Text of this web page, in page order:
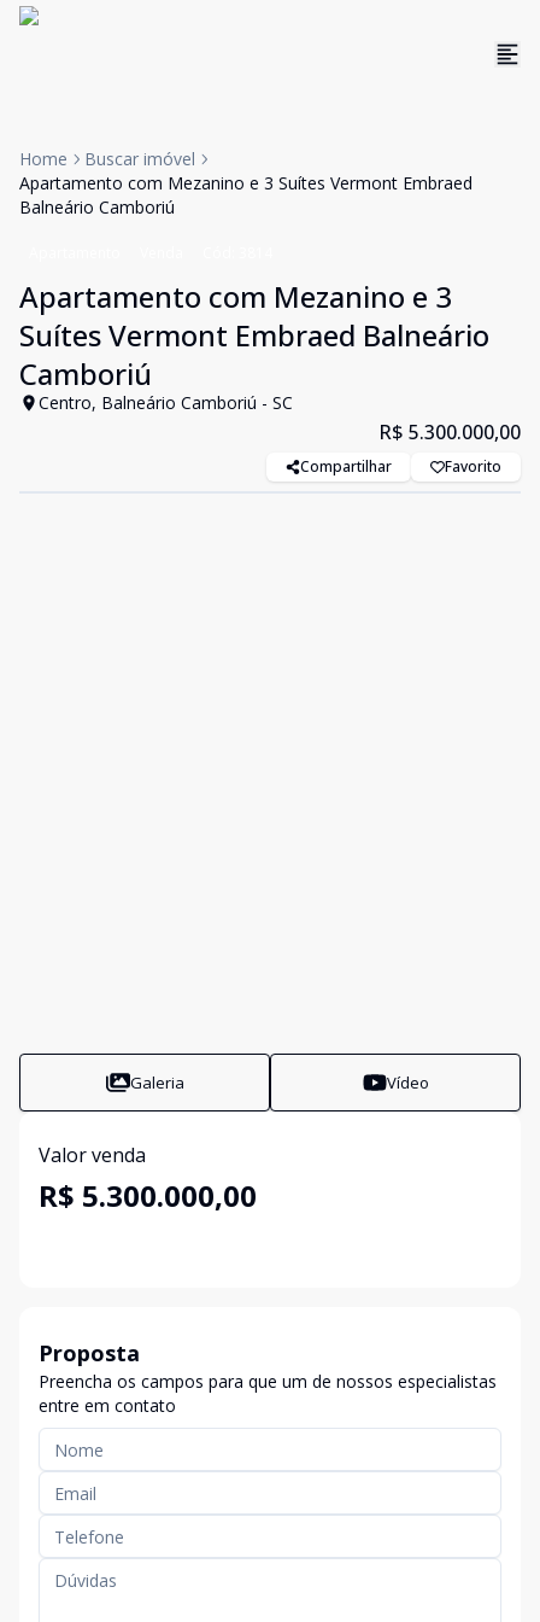
Home
Buscar imóvel
Apartamento com Mezanino e 3 Suítes Vermont Embraed
Balneário Camboriú
Apartamento com Mezanino e 3
Suítes Vermont Embraed Balneário
Camboriú
Centro, Balneário Camboriú - SC
R$ 5.300.000,00
Compartilhar Favorito
Galeria Vídeo
Valor venda
R$ 5.300.000,00
Proposta
Preencha os campos para que um de nossos especialistas
entre em contato